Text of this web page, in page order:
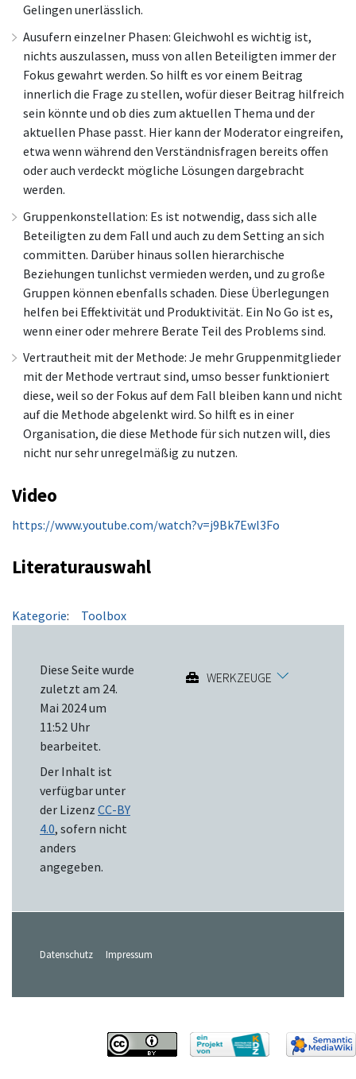
Gelingen unerlässlich.
Ausufern einzelner Phasen: Gleichwohl es wichtig ist,
nichts auszulassen, muss von allen Beteiligten immer der
Fokus gewahrt werden. So hilft es vor einem Beitrag
innerlich die Frage zu stellen, wofür dieser Beitrag hilfreich
sein könnte und ob dies zum aktuellen Thema und der
aktuellen Phase passt. Hier kann der Moderator eingreifen,
etwa wenn während den Verständnisfragen bereits offen
oder auch verdeckt mögliche Lösungen dargebracht
werden.
Gruppenkonstellation: Es ist notwendig, dass sich alle
Beteiligten zu dem Fall und auch zu dem Setting an sich
committen. Darüber hinaus sollen hierarchische
Beziehungen tunlichst vermieden werden, und zu große
Gruppen können ebenfalls schaden. Diese Überlegungen
helfen bei Effektivität und Produktivität. Ein No Go ist es,
wenn einer oder mehrere Berate Teil des Problems sind.
Vertrautheit mit der Methode: Je mehr Gruppenmitglieder
mit der Methode vertraut sind, umso besser funktioniert
diese, weil so der Fokus auf dem Fall bleiben kann und nicht
auf die Methode abgelenkt wird. So hilft es in einer
Organisation, die diese Methode für sich nutzen will, dies
nicht nur sehr unregelmäßig zu nutzen.
Video
https://www.youtube.com/watch?v=j9Bk7Ewl3Fo
Literaturauswahl
Kategorie: Toolbox
Diese Seite wurde
zuletzt am 24.
Mai 2024 um
11:52 Uhr
bearbeitet.
Der Inhalt ist
verfügbar unter
der Lizenz CC-BY
4.0, sofern nicht
anders
angegeben.
WERKZEUGE
Datenschutz Impressum